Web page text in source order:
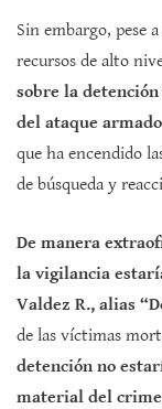
Sin embargo, pese
recursos de alto
sobre la
del ataque armado
que ha encendido
de búsqueda y
De manera
la vigilancia
Valdez R., alias
de las víctimas
detención no
material del